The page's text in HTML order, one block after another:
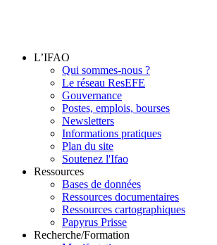
L’IFAO
Qui sommes-nous ?
Le réseau ResEFE
Gouvernance
Postes, emplois, bourses
Newsletters
Informations pratiques
Plan du site
Soutenez l'Ifao
Ressources
Bases de données
Ressources documentaires
Ressources cartographiques
Papyrus Prisse
Recherche/Formation